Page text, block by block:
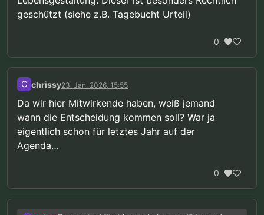
geschützt (siehe z.B. Tagebucht Urteil)
0
C chrissy23. Jan. 2026, 15:55
Da wir hier Mitwirkende haben, weiß jemand
wann die Entscheidung kommen soll? War ja
eigentlich schon für letztes Jahr auf der
Agenda…
0